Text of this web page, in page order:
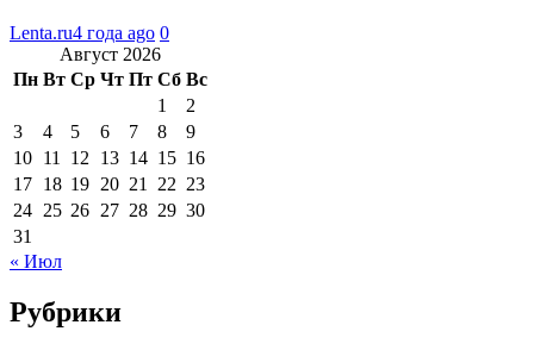
Lenta.ru4 года ago 0
Август 2026
Пн Вт Ср Чт Пт Сб Вс
1
2
3
4 5 6 7 8
9
10 11 12 13 14 15 16
17 18 19 20 21 22 23
24 25 26 27 28 29 30
31
« Июл
Рубрики